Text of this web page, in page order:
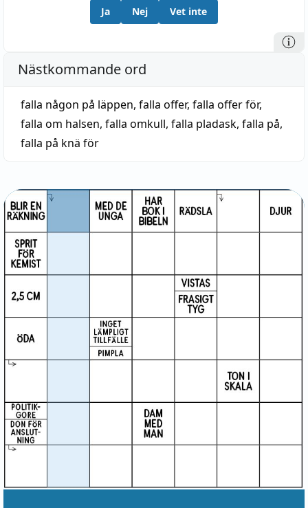
Ja Nej Vet inte
Nästkommande ord
falla någon på läppen, falla offer, falla offer för,
falla om halsen, falla omkull, falla pladask, falla på,
falla på knä för